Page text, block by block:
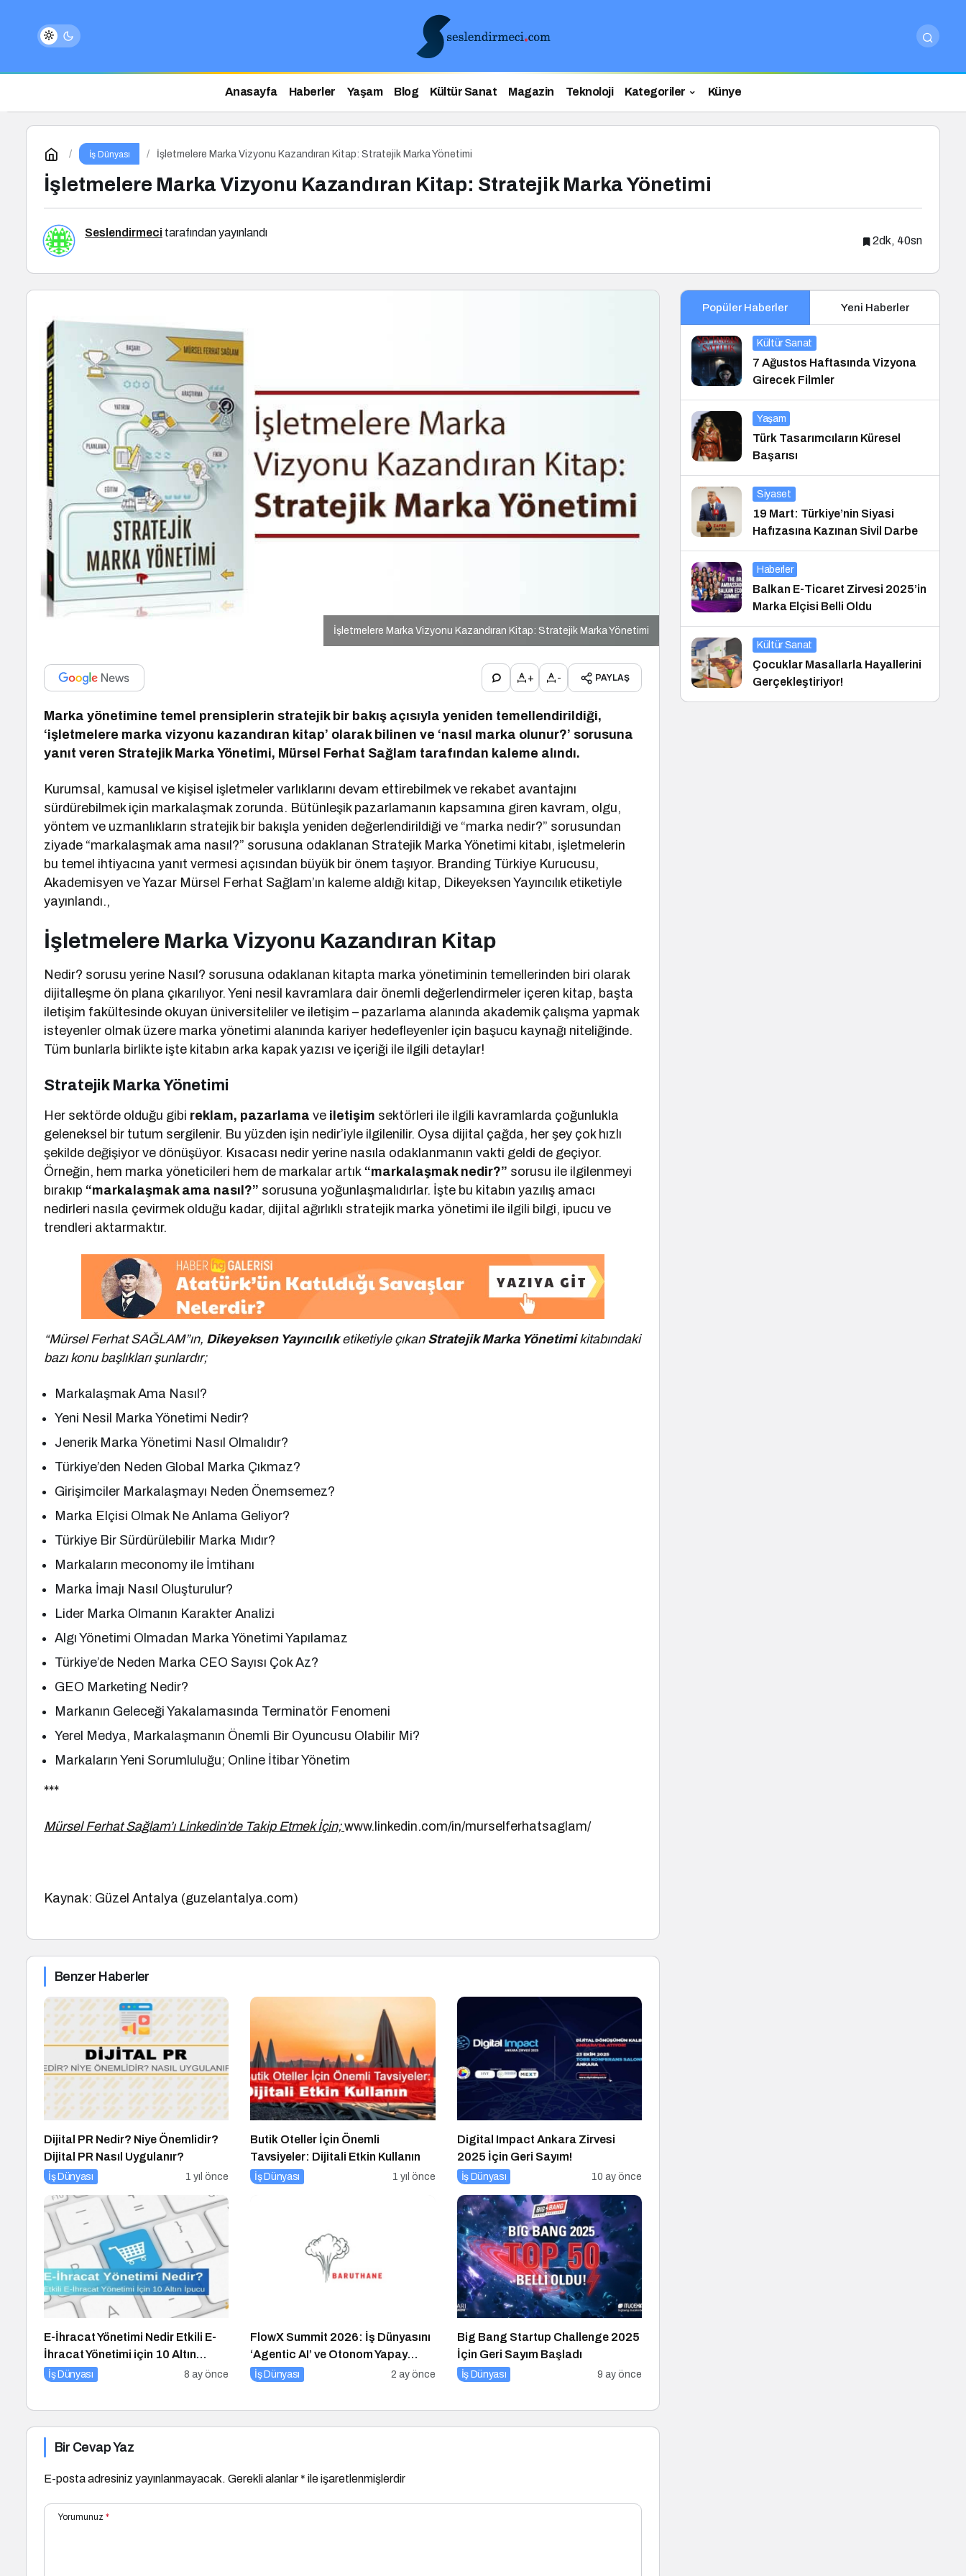
Anasayfa Haberler Yaşam Blog Kültür Sanat Magazin Teknoloji Kategoriler Künye
İş Dünyası İşletmelere Marka Vizyonu Kazandıran Kitap: Stratejik Marka Yönetimi
İşletmelere Marka Vizyonu Kazandıran Kitap: Stratejik Marka Yönetimi
Seslendirmeci tarafından yayınlandı
2dk, 40sn
İşletmelere Marka Vizyonu Kazandıran Kitap: Stratejik Marka Yönetimi
+ - PAYLAŞ
Marka yönetimine temel prensiplerin stratejik bir bakış açısıyla yeniden temellendirildiği,
‘işletmelere marka vizyonu kazandıran kitap’ olarak bilinen ve ‘nasıl marka olunur?’ sorusuna
yanıt veren Stratejik Marka Yönetimi, Mürsel Ferhat Sağlam tarafından kaleme alındı.
Kurumsal, kamusal ve kişisel işletmeler varlıklarını devam ettirebilmek ve rekabet avantajını
sürdürebilmek için markalaşmak zorunda. Bütünleşik pazarlamanın kapsamına giren kavram, olgu,
yöntem ve uzmanlıkların stratejik bir bakışla yeniden değerlendirildiği ve “marka nedir?” sorusundan
ziyade “markalaşmak ama nasıl?” sorusuna odaklanan Stratejik Marka Yönetimi kitabı, işletmelerin
bu temel ihtiyacına yanıt vermesi açısından büyük bir önem taşıyor. Branding Türkiye Kurucusu,
Akademisyen ve Yazar Mürsel Ferhat Sağlam’ın kaleme aldığı kitap, Dikeyeksen Yayıncılık etiketiyle
yayınlandı.,
İşletmelere Marka Vizyonu Kazandıran Kitap
Nedir? sorusu yerine Nasıl? sorusuna odaklanan kitapta marka yönetiminin temellerinden biri olarak
dijitalleşme ön plana çıkarılıyor. Yeni nesil kavramlara dair önemli değerlendirmeler içeren kitap, başta
iletişim fakültesinde okuyan üniversiteliler ve iletişim – pazarlama alanında akademik çalışma yapmak
isteyenler olmak üzere marka yönetimi alanında kariyer hedefleyenler için başucu kaynağı niteliğinde.
Tüm bunlarla birlikte işte kitabın arka kapak yazısı ve içeriği ile ilgili detaylar!
Stratejik Marka Yönetimi
Her sektörde olduğu gibi reklam, pazarlama ve iletişim sektörleri ile ilgili kavramlarda çoğunlukla
geleneksel bir tutum sergilenir. Bu yüzden işin nedir’iyle ilgilenilir. Oysa dijital çağda, her şey çok hızlı
şekilde değişiyor ve dönüşüyor. Kısacası nedir yerine nasıla odaklanmanın vakti geldi de geçiyor.
Örneğin, hem marka yöneticileri hem de markalar artık “markalaşmak nedir?” sorusu ile ilgilenmeyi
bırakıp “markalaşmak ama nasıl?” sorusuna yoğunlaşmalıdırlar. İşte bu kitabın yazılış amacı
nedirleri nasıla çevirmek olduğu kadar, dijital ağırlıklı stratejik marka yönetimi ile ilgili bilgi, ipucu ve
trendleri aktarmaktır.
“Mürsel Ferhat SAĞLAM”ın, Dikeyeksen Yayıncılıketiketiyle çıkan Stratejik Marka Yönetimikitabındaki
bazı konu başlıkları şunlardır;
Markalaşmak Ama Nasıl?
Yeni Nesil Marka Yönetimi Nedir?
Jenerik Marka Yönetimi Nasıl Olmalıdır?
Türkiye’den Neden Global Marka Çıkmaz?
Girişimciler Markalaşmayı Neden Önemsemez?
Marka Elçisi Olmak Ne Anlama Geliyor?
Türkiye Bir Sürdürülebilir Marka Mıdır?
Markaların meconomy ile İmtihanı
Marka İmajı Nasıl Oluşturulur?
Lider Marka Olmanın Karakter Analizi
Algı Yönetimi Olmadan Marka Yönetimi Yapılamaz
Türkiye’de Neden Marka CEO Sayısı Çok Az?
GEO Marketing Nedir?
Markanın Geleceği Yakalamasında Terminatör Fenomeni
Yerel Medya, Markalaşmanın Önemli Bir Oyuncusu Olabilir Mi?
Markaların Yeni Sorumluluğu; Online İtibar Yönetim
***
Mürsel Ferhat Sağlam’ı Linkedin’de Takip Etmek İçin;www.linkedin.com/in/murselferhatsaglam/
Kaynak: Güzel Antalya (guzelantalya.com)
Benzer Haberler
Dijital PR Nedir? Niye Önemlidir?
Dijital PR Nasıl Uygulanır?
İş Dünyası 1 yıl önce
Butik Oteller İçin Önemli
Tavsiyeler: Dijitali Etkin Kullanın
İş Dünyası 1 yıl önce
Digital Impact Ankara Zirvesi
2025 İçin Geri Sayım!
İş Dünyası 10 ay önce
E-İhracat Yönetimi Nedir Etkili E-
İhracat Yönetimi için 10 Altın
İpucu
İş Dünyası 8 ay önce
FlowX Summit 2026: İş Dünyasını
‘Agentic AI’ ve Otonom Yapay
Zeka Çağına Hazırlıyor
İş Dünyası 2 ay önce
Big Bang Startup Challenge 2025
İçin Geri Sayım Başladı
İş Dünyası 9 ay önce
Bir Cevap Yaz
E-posta adresiniz yayınlanmayacak. Gerekli alanlar* ile işaretlenmişlerdir
Yorumunuz *
Popüler Haberler Yeni Haberler
Kültür Sanat
7 Ağustos Haftasında Vizyona
Girecek Filmler
Yaşam
Türk Tasarımcıların Küresel
Başarısı
Siyaset
19 Mart: Türkiye’nin Siyasi
Hafızasına Kazınan Sivil Darbe
Haberler
Balkan E-Ticaret Zirvesi 2025’in
Marka Elçisi Belli Oldu
Kültür Sanat
Çocuklar Masallarla Hayallerini
Gerçekleştiriyor!